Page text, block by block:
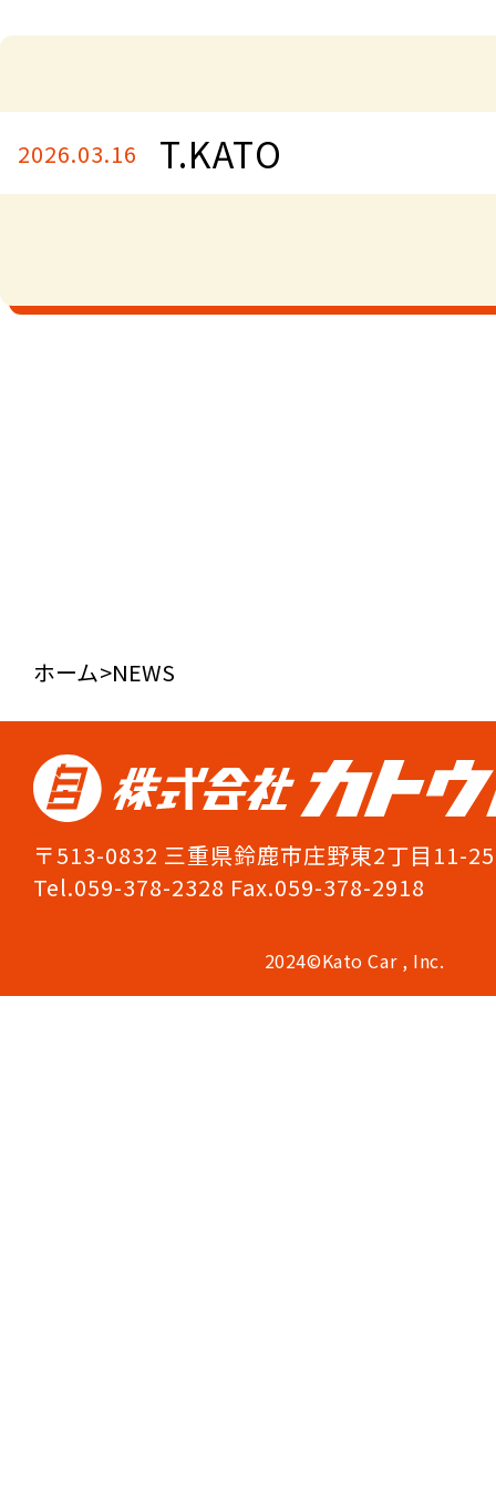
2026.03.16 T.KATO
ホーム>NEWS
〒513-0832 三重県鈴鹿市庄野東2丁目11-25
Tel.059-378-2328 Fax.059-378-2918
2024©Kato Car , Inc.